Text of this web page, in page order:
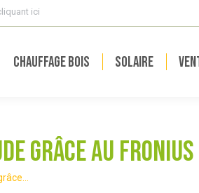
ici
Chauffage bois Solaire
grâce au